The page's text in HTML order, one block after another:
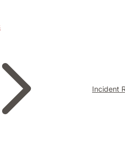
Incident